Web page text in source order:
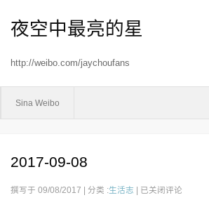
夜空中最亮的星
http://weibo.com/jaychoufans
Sina Weibo
2017-09-08
撰写于 09/08/2017 | 分类 :生活志 | 2017-
已关闭评论